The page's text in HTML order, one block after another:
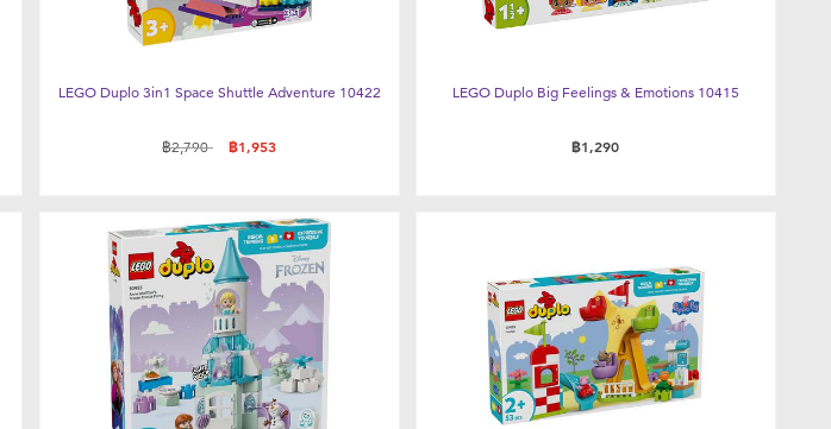
LEGO Duplo 3in1 Space Shuttle Adventure 10422
ลดราคาจาก
฿2,790ถึง ฿1,953
LEGO Duplo Big Feelings & Emotions 10415
฿1,290